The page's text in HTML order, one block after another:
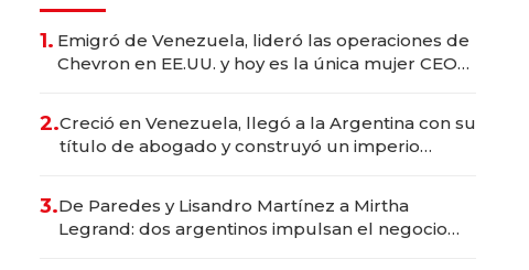
1. Emigró de Venezuela, lideró las operaciones de
Chevron en EE.UU. y hoy es la única mujer CEO
2.Creció en Venezuela, llegó a la Argentina con su
título de abogado y construyó un imperio
3.De Paredes y Lisandro Martínez a Mirtha
Legrand: dos argentinos impulsan el negocio